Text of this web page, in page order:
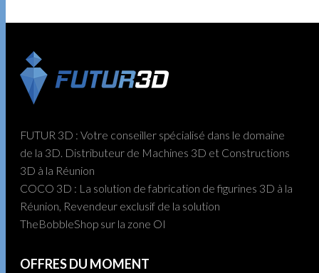
FUTUR 3D : Votre conseiller spécialisé dans le domaine
de la 3D. Distributeur de Machines 3D et Constructions
3D à la Réunion
COCO 3D : La solution de fabrication de figurines 3D à la
Réunion, Revendeur exclusif de la solution
TheBobbleShop sur la zone OI
OFFRES DU MOMENT